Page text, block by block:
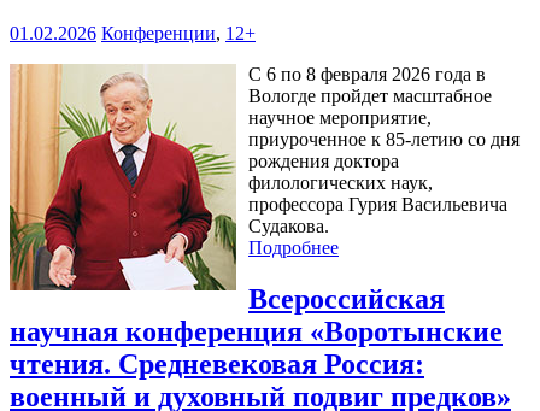
01.02.2026 Конференции, 12+
С 6 по 8 февраля 2026 года в
Вологде пройдет масштабное
научное мероприятие,
приуроченное к 85-летию со дня
рождения доктора
филологических наук,
профессора Гурия Васильевича
Судакова.
Подробнее
Всероссийская
научная конференция «Воротынские
чтения. Средневековая Россия:
военный и духовный подвиг предков»